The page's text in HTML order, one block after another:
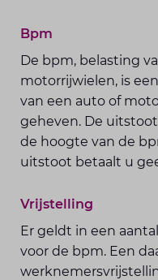
Bpm
De bpm, belasting
motorrijwielen, is
van een auto of
geheven. De
de hoogte van de
uitstoot betaalt u
Vrijstelling
Er geldt in een
voor de bpm. Een